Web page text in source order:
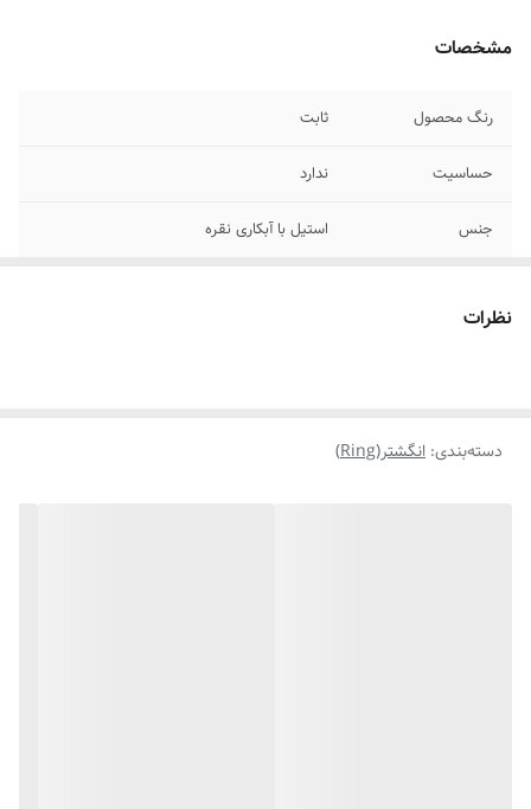
مشخصات
رنگ محصول ثابت
حساسیت ندارد
جنس استیل با آبکاری نقره
نظرات
دسته‌بندی: انگشتر(Ring)